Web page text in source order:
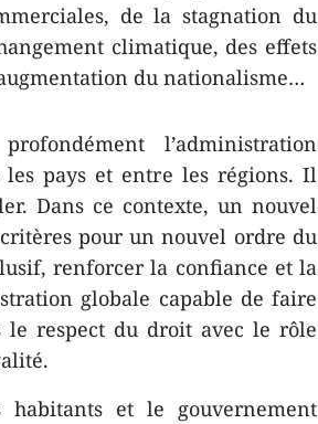
de la stagnation du
climatique, des effets
du nationalisme…
l’administration
pays et entre les régions. Il
Dans ce contexte, un nouvel
pour un nouvel ordre du
renforcer la confiance et la
globale capable de faire
le respect du droit avec le rôle
et le gouvernement